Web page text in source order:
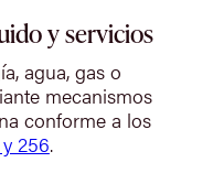
y servicios
agua, gas o
mecanismos
conforme a los
256.